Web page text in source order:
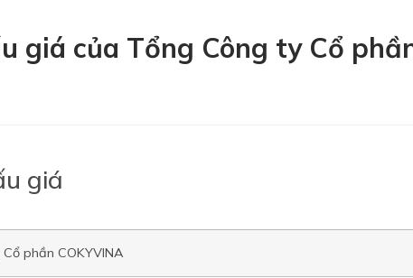
giá của Tổng Công ty Cổ
giá
phần COKYVINA